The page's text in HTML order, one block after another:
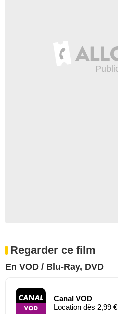
Regarder ce film
En VOD / Blu-Ray, DVD
Canal VOD
Location dès 2,99 €